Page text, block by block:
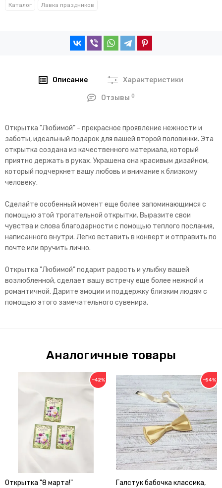
Каталог Лавка праздников
Описание Характеристики
Отзывы0
Открытка "Любимой" - прекрасное проявление нежности и
заботы, идеальный подарок для вашей второй половинки. Эта
открытка создана из качественного материала, который
приятно держать в руках. Украшена она красивым дизайном,
который подчеркнет вашу любовь и внимание к близкому
человеку.
Сделайте особенный момент еще более запоминающимся с
помощью этой трогательной открытки. Выразите свои
чувства и слова благодарности с помощью теплого послания,
написанного внутри. Легко вставить в конверт и отправить по
почте или вручить лично.
Открытка "Любимой" подарит радость и улыбку вашей
возлюбленной, сделает вашу встречу еще более нежной и
романтичной. Дарите эмоции и поддержку близким людям с
помощью этого замечательного сувенира.
Аналогичные товары
−42%
Открытка "8 марта!"
−54%
Галстук бабочка классика,